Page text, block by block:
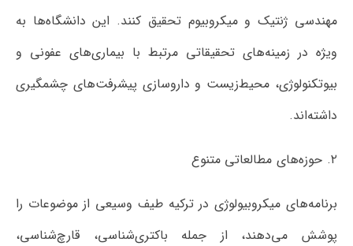
مهندسی ژنتیک و میکروبیوم تحقیق کنند. این دانشگاه‌ها به
ویژه در زمینه‌های تحقیقاتی مرتبط با بیماری‌های عفونی و
بیوتکنولوژی، محیط‌زیست و داروسازی پیشرفت‌های چشمگیری
داشته‌اند.
۲. حوزه‌های مطالعاتی متنوع
برنامه‌های میکروبیولوژی در ترکیه طیف وسیعی از موضوعات را
پوشش می‌دهند، از جمله باکتری‌شناسی، قارچ‌شناسی،